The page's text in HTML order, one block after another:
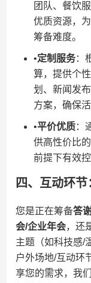
团队、餐饮
优质资源，
筹备难度。
•​​定制服务​：
算，提供个
划、新闻发
方案，确保
•​​平价优质​：
供高性价比
前提下有效控
四、互动环节
您是正在筹备​答
会/企业年会​，还
主题（如科技感/
户外场地/互动环
享您的需求，我